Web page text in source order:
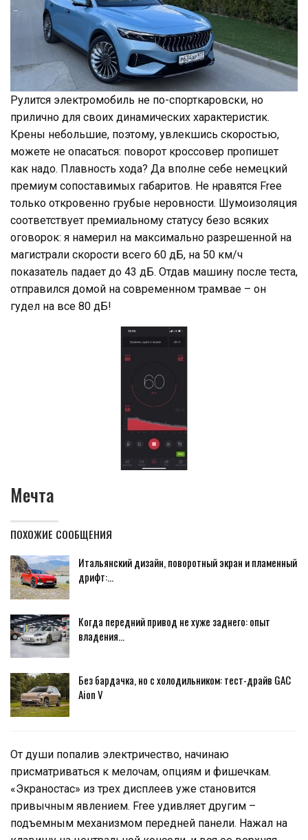
Рулится электромобиль не по-спорткаровски, но
прилично для своих динамических характеристик.
Крены небольшие, поэтому, увлекшись скоростью,
можете не опасаться: поворот кроссовер пропишет
как надо. Плавность хода? Да вполне себе немецкий
премиум сопоставимых габаритов. Не нравятся Free
только откровенно грубые неровности. Шумоизоляция
соответствует премиальному статусу безо всяких
оговорок: я намерил на максимально разрешенной на
магистрали скорости всего 60 дБ, на 50 км/ч
показатель падает до 43 дБ. Отдав машину после теста,
отправился домой на современном трамвае – он
гудел на все 80 дБ!
Мечта
ПОХОЖИЕ СООБЩЕНИЯ
Итальянский дизайн, поворотный экран и пламенный
дрифт:…
Когда передний привод не хуже заднего: опыт
владения…
Без бардачка, но с холодильником: тест-драйв GAC
Aion V
От души попалив электричество, начинаю
присматриваться к мелочам, опциям и фишечкам.
«Экраностас» из трех дисплеев уже становится
привычным явлением. Free удивляет другим –
подъемным механизмом передней панели. Нажал на